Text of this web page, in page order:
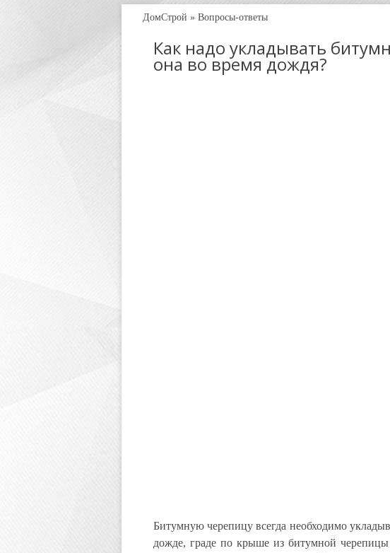
ДомСтрой » Вопросы-ответы
Как надо укладывать
она во время дождя?
Битумную черепицу всегда необходимо
дожде, граде по крыше из битумной